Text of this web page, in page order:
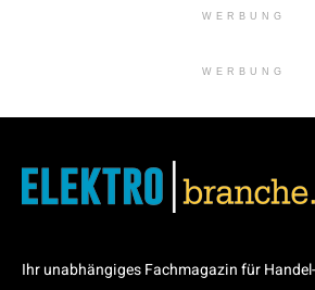
WERBUNG
WERBUNG
Ihr unabhängiges Fachmagazin für